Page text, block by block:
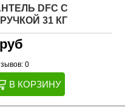
DFC C
31 КГ
0